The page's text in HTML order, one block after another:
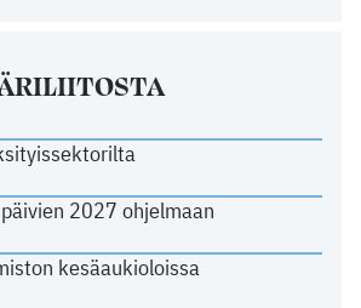
2027 ohjelmaan
kesäaukioloissa